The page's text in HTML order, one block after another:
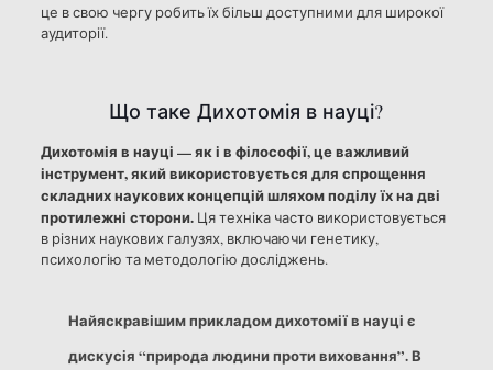
це в свою чергу робить їх більш доступними для широкої
аудиторії.
Що таке Дихотомія в науці?
Дихотомія в науці — як і в філософії, це важливий
інструмент, який використовується для спрощення
складних наукових концепцій шляхом поділу їх на дві
протилежні сторони.Ця техніка часто використовується
в різних наукових галузях, включаючи генетику,
психологію та методологію досліджень.
Найяскравішим прикладом дихотомії в науці є
дискусія “природа людини проти виховання”. В